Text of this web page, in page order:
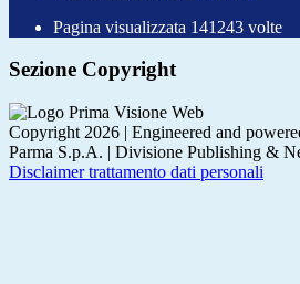
Pagina visualizzata 141243 volte
Sezione Copyright
Copyright 2026 | Engineered and
Parma S.p.A. | Divisione Publishing &
Disclaimer trattamento dati personali